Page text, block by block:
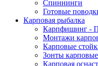
Спиннинги
Готовые
Карповая рыбалка
Карпфишинг -
Монтажи
Карповые
Зонты карповые
Карповая